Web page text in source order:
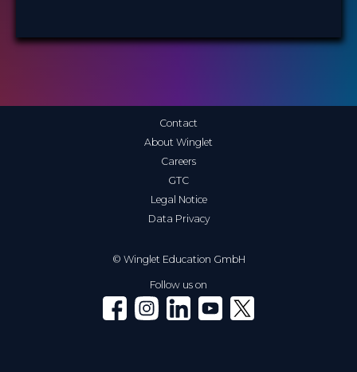
© Winglet Education GmbH
Contact
About Winglet
Careers
GTC
Legal Notice
Data Privacy
Follow us on
Winglet on Facebook
Winglet on Instagram
Winglet on LinkedIn
Winglet on YouTube
Winglet on X (Twitter)